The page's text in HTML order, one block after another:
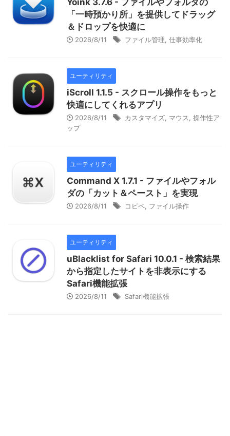
Yoink 3.7.6 - ファイルやフォルダの
「一時預かり所」を提供してドラッグ
＆ドロップを快適に
2026/8/11 ファイル管理 仕事効率化
ユーティリティ
iScroll 1.1.5 - スクロール操作をもっと
快適にしてくれるアプリ
2026/8/11 カスタマイズ マウス
操作性ア
ップ
ユーティリティ
Command X 1.7.1 - ファイルやフォル
ダの「カット＆ペースト」を実現
2026/8/11 コピペ ファイル操作
ユーティリティ
uBlacklist for Safari 10.0.1 - 検索結果
から指定したサイトを非表示にする
Safari機能拡張
2026/8/11 Safari機能拡張